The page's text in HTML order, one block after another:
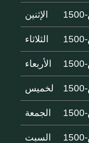
الإثنين
الثلاثاء
الأربعاء
لخميس
الجمعة
السبت